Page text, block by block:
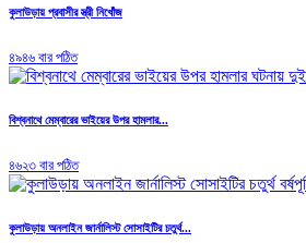
কুলাউড়ায় প্রবাসীর স্ত্রী নিখোঁজ
৪৯৪৬ বার পঠিত
বিশ্বনাথে মেম্বারের ভাইয়ের উপর হামলার...
৪৬২৩ বার পঠিত
কুলাউড়ায় অনলাইন জার্নালিস্ট সোসাইটির চতুর্থ...